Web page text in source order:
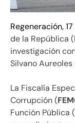
Regeneración,
de la República (
investigación
Silvano Aureoles
La Fiscalía
Corrupción (
Función Pública (